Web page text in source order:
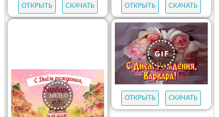
ОТКРЫТЬ СКАЧАТЬ ОТКРЫТЬ СКАЧАТЬ
ОТКРЫТЬ СКАЧАТЬ